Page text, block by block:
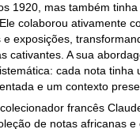
1920, mas também
colaborou ativamente
exposições,
cativantes. A sua
cada nota tinha
e um contexto
francês
de notas africanas e